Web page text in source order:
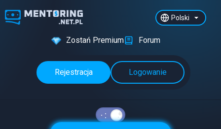
Polski
Zostań Premium Forum
Rejestracja Logowanie